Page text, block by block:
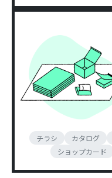
チラシ カタログ
ショップカード